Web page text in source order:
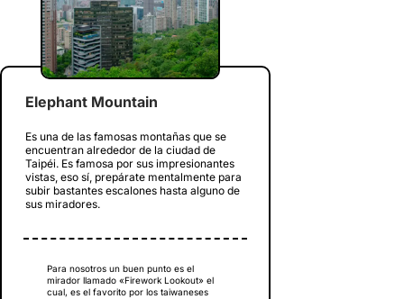
Elephant Mountain
Es una de las famosas montañas que se
encuentran alrededor de la ciudad de
Taipéi. Es famosa por sus impresionantes
vistas, eso sí, prepárate mentalmente para
subir bastantes escalones hasta alguno de
sus miradores.
Para nosotros un buen punto es el
mirador llamado «Firework Lookout» el
cual, es el favorito por los taiwaneses